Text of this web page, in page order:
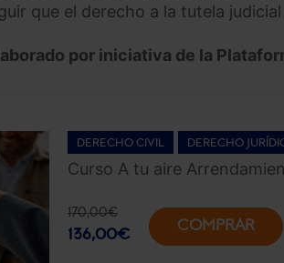
que el derecho a la tutela
por iniciativa de la
DERECHO CIVIL DERECHO
Curso A tu aire
170,00€
136,00€
COMPRAR